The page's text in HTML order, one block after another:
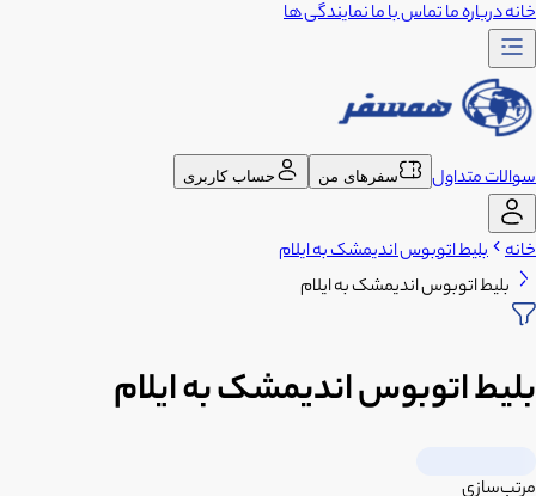
خانهدرباره ماتماس با مانمایندگی ها
سوالات متداول سفرهای من حساب کاربری
خانه بلیط اتوبوس اندیمشک به ایلام
بلیط اتوبوس اندیمشک به ایلام
بلیط اتوبوس اندیمشک به ایلام
مرتب‌سازی